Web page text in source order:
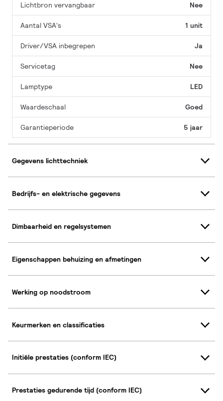
Lichtbron vervangbaar Nee
Aantal VSA's 1 unit
Driver/VSA inbegrepen Ja
Servicetag Nee
Lamptype LED
Waardeschaal Goed
Garantieperiode 5 jaar
Gegevens lichttechniek
Bedrijfs- en elektrische gegevens
Dimbaarheid en regelsystemen
Eigenschappen behuizing en afmetingen
Werking op noodstroom
Keurmerken en classificaties
Initiële prestaties (conform IEC)
Prestaties gedurende tijd (conform IEC)